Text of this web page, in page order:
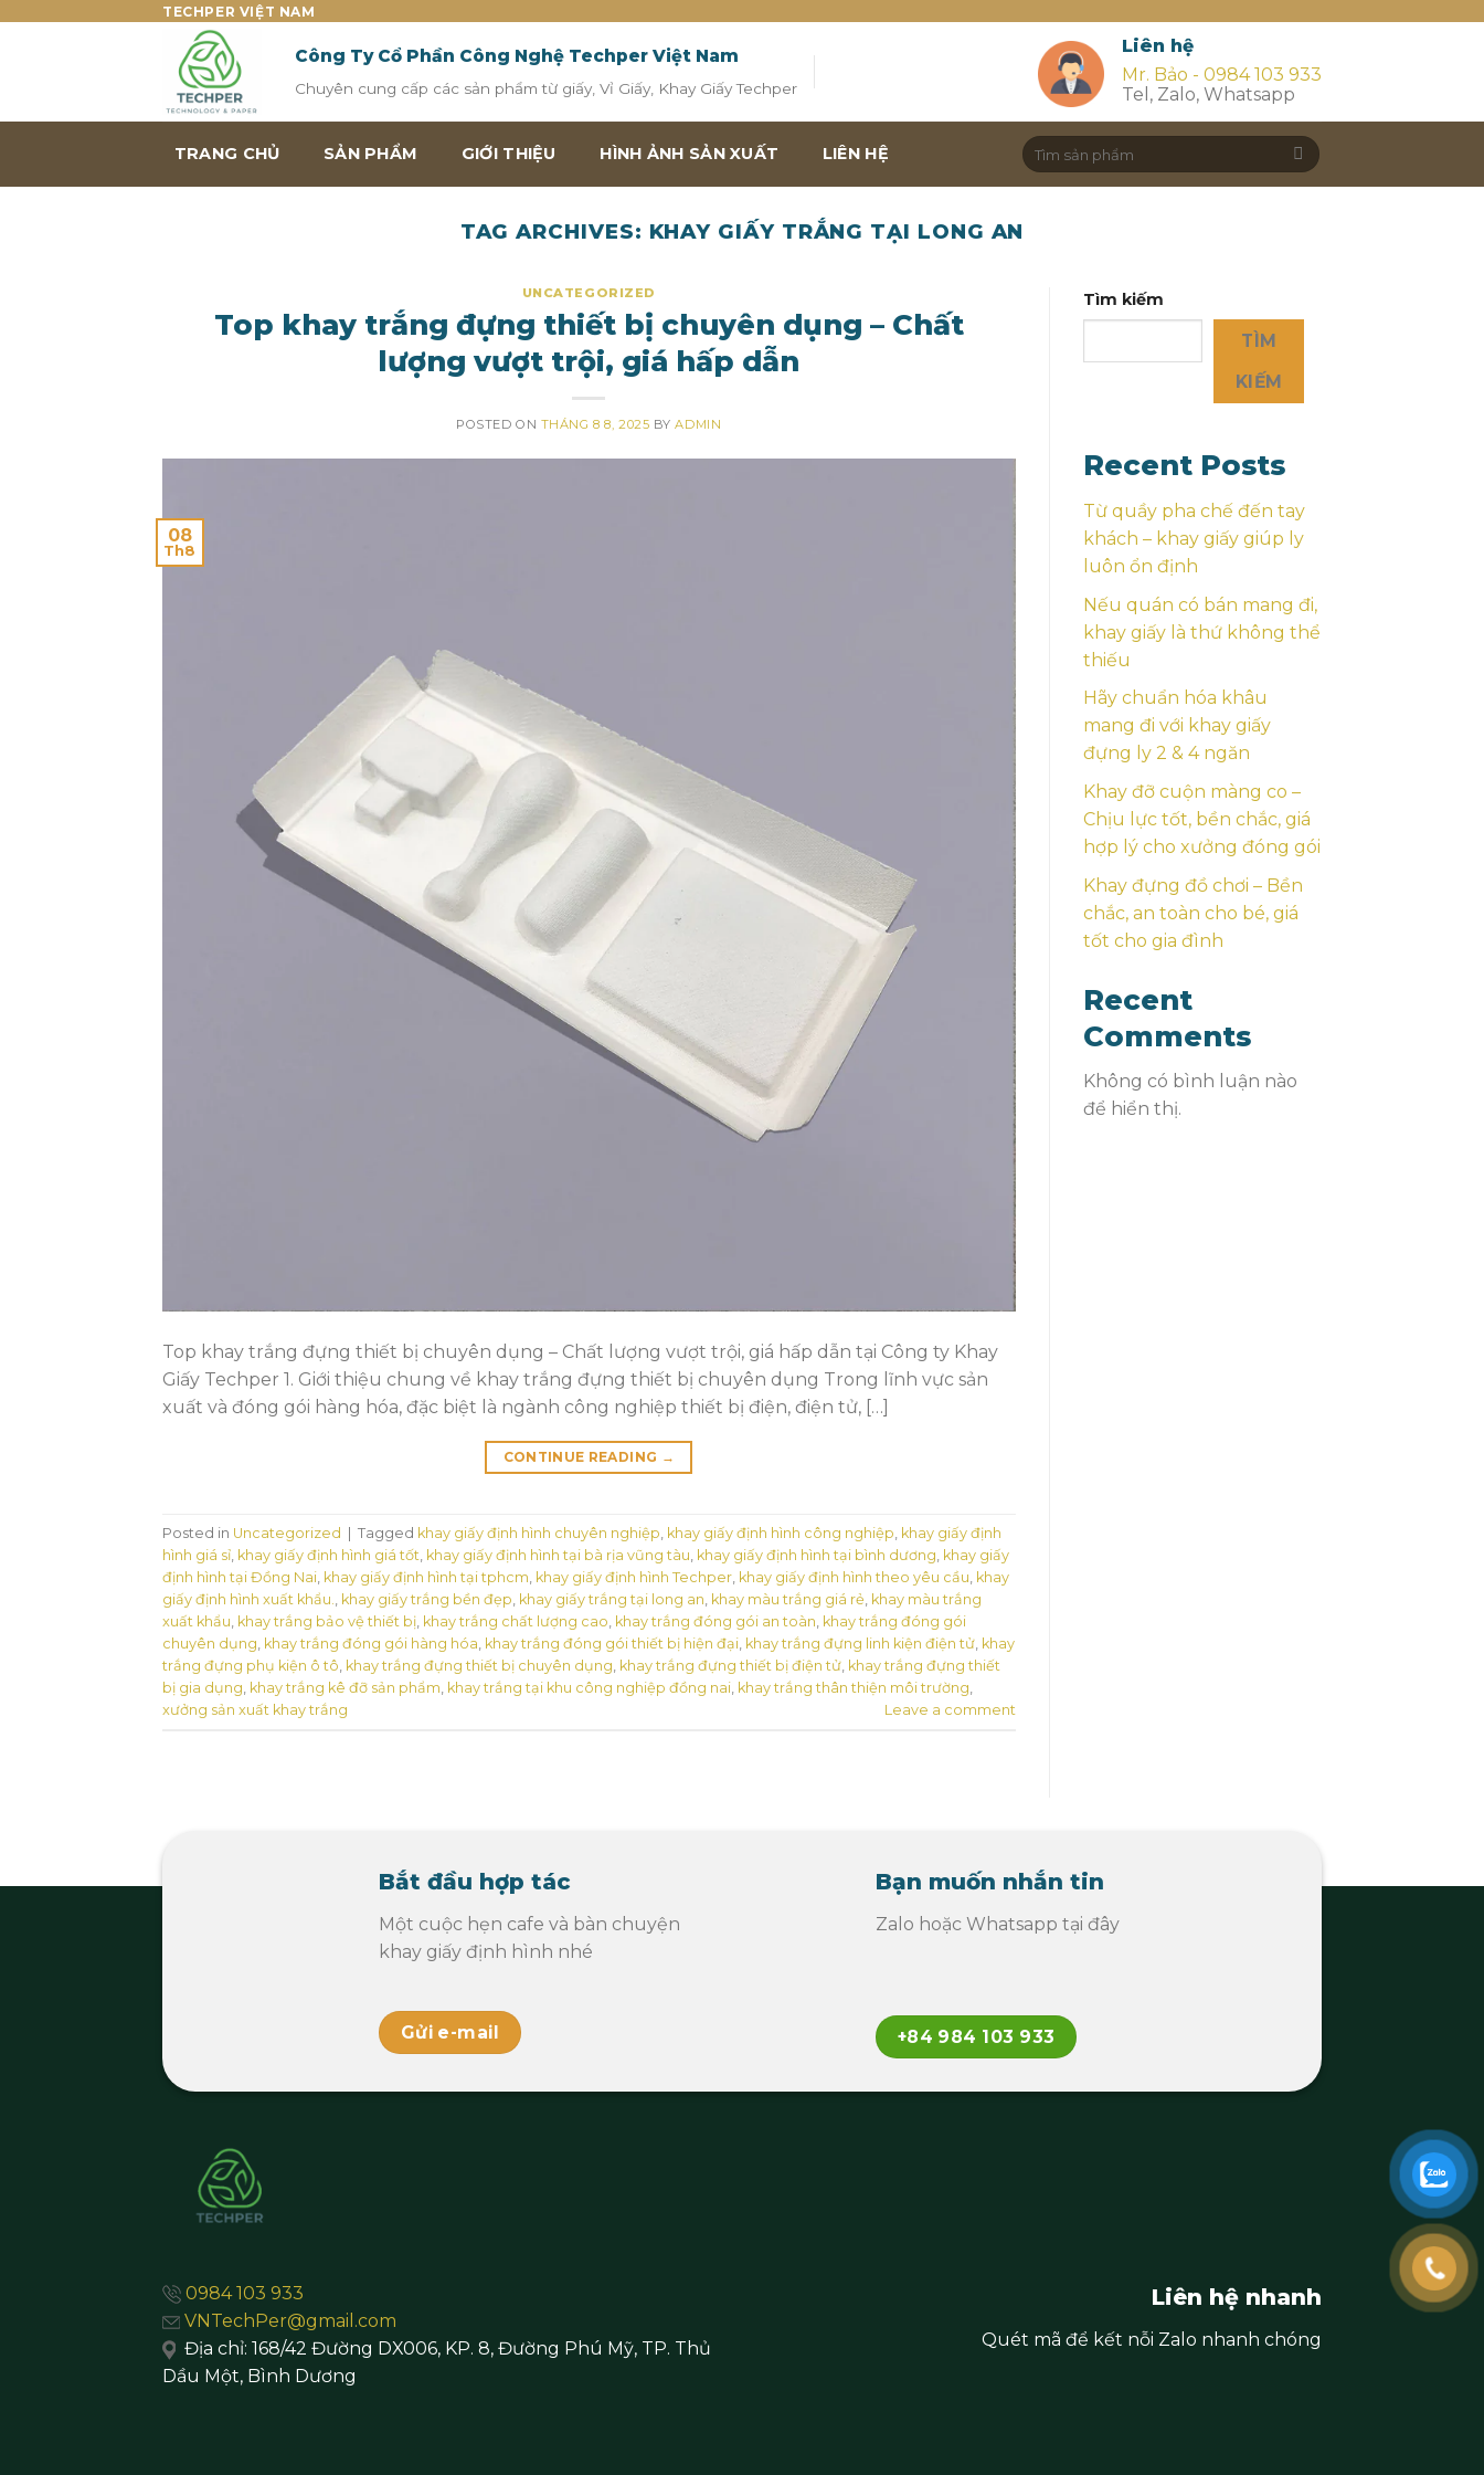
TECHPER VIỆT NAM
Công Ty Cổ Phần Công Nghệ Techper Việt Nam
Chuyên cung cấp các sản phẩm từ giấy, Vỉ Giấy, Khay Giấy Techper
Liên hệ
Mr. Bảo - 0984 103 933
Tel, Zalo, Whatsapp
TRANG CHỦ SẢN PHẨM GIỚI THIỆU HÌNH ẢNH SẢN XUẤT LIÊN HỆ
Search
for:
TAG ARCHIVES: KHAY GIẤY TRẮNG TẠI LONG AN
UNCATEGORIZED
Top khay trắng đựng thiết bị chuyên dụng – Chất
lượng vượt trội, giá hấp dẫn
POSTED ON THÁNG 8 8, 2025 BYADMIN
08
Th8
Top khay trắng đựng thiết bị chuyên dụng – Chất lượng vượt trội, giá hấp dẫn tại Công ty Khay
Giấy Techper 1. Giới thiệu chung về khay trắng đựng thiết bị chuyên dụng Trong lĩnh vực sản
xuất và đóng gói hàng hóa, đặc biệt là ngành công nghiệp thiết bị điện, điện tử, […]
CONTINUE READING →
Posted in Uncategorized | Tagged khay giấy định hình chuyên nghiệp khay giấy định hình công nghiệp khay giấy định
hình giá sỉ khay giấy định hình giá tốt khay giấy định hình tại bà rịa vũng tàu khay giấy định hình tại bình dương khay giấy
định hình tại Đồng Nai khay giấy định hình tại tphcm khay giấy định hình Techper khay giấy định hình theo yêu cầu khay
giấy định hình xuất khẩu.
khay giấy trắng bền đẹp khay giấy trắng tại long an khay màu trắng giá rẻ khay màu trắng
xuất khẩu khay trắng bảo vệ thiết bị khay trắng chất lượng cao khay trắng đóng gói an toàn khay trắng đóng gói
chuyên dụng khay trắng đóng gói hàng hóa khay trắng đóng gói thiết bị hiện đại khay trắng đựng linh kiện điện tử khay
trắng đựng phụ kiện ô tô khay trắng đựng thiết bị chuyên dụng khay trắng đựng thiết bị điện tử khay trắng đựng thiết
bị gia dụng khay trắng kê đỡ sản phẩm khay trắng tại khu công nghiệp đồng nai khay trắng thân thiện môi trường
xưởng sản xuất khay trắng
Leave a comment
Tìm kiếm
TÌM
KIẾM
Recent Posts
Từ quầy pha chế đến tay
khách – khay giấy giúp ly
luôn ổn định
Nếu quán có bán mang đi,
khay giấy là thứ không thể
thiếu
Hãy chuẩn hóa khâu
mang đi với khay giấy
đựng ly 2 & 4 ngăn
Khay đỡ cuộn màng co –
Chịu lực tốt, bền chắc, giá
hợp lý cho xưởng đóng gói
Khay đựng đồ chơi – Bền
chắc, an toàn cho bé, giá
tốt cho gia đình
Recent
Comments
Không có bình luận nào
để hiển thị.
Bắt đầu hợp tác
Một cuộc hẹn cafe và bàn chuyện
khay giấy định hình nhé
Gửi e-mail
Bạn muốn nhắn tin
Zalo hoặc Whatsapp tại đây
+84 984 103 933
0984 103 933
VNTechPer@gmail.com
Địa chỉ: 168/42 Đường DX006, KP. 8, Đường Phú Mỹ, TP. Thủ
Dầu Một, Bình Dương
Liên hệ nhanh
Quét mã để kết nỗi Zalo nhanh chóng